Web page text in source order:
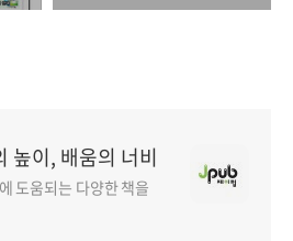
높이, 배움의 너비
도움되는 다양한 책을